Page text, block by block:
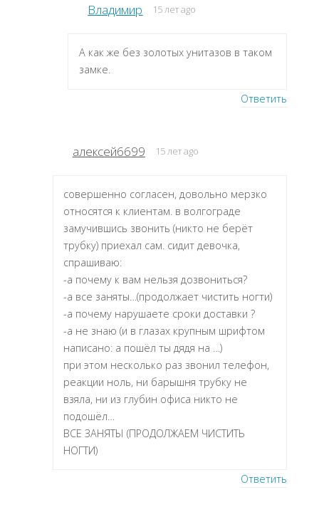
Владимир 15 лет ago
А как же без золотых унитазов в таком
замке.
Ответить
алексей6699 15 лет ago
совершенно согласен, довольно мерзко
относятся к клиентам. в волгограде
замучившись звонить (никто не берёт
трубку) приехал сам. сидит девочка,
спрашиваю:
-а почему к вам нельзя дозвониться?
-а все заняты…(продолжает чистить ногти)
-а почему нарушаете сроки доставки ?
-а не знаю (и в глазах крупным шрифтом
написано: а пошёл ты дядя на …)
при этом несколько раз звонил телефон,
реакции ноль, ни барышня трубку не
взяла, ни из глубин офиса никто не
подошёл…
ВСЕ ЗАНЯТЫ (ПРОДОЛЖАЕМ ЧИСТИТЬ
НОГТИ)
Ответить